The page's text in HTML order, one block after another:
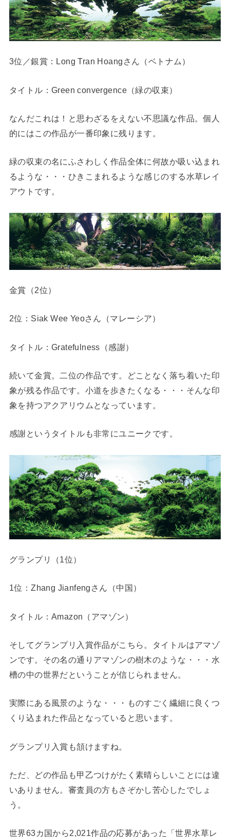
3位／銀賞：Long Tran Hoangさん（ベトナム）
タイトル：Green convergence（緑の収束）
なんだこれは！と思わざるをえない不思議な作品。個人
的にはこの作品が一番印象に残ります。
緑の収束の名にふさわしく作品全体に何故か吸い込まれ
るような・・・ひきこまれるような感じのする水草レイ
アウトです。
金賞（2位）
2位：Siak Wee Yeoさん（マレーシア）
タイトル：Gratefulness（感謝）
続いて金賞。二位の作品です。どことなく落ち着いた印
象が残る作品です。小道を歩きたくなる・・・そんな印
象を持つアクアリウムとなっています。
感謝というタイトルも非常にユニークです。
グランプリ（1位）
1位：Zhang Jianfengさん（中国）
タイトル：Amazon（アマゾン）
そしてグランプリ入賞作品がこちら。タイトルはアマゾ
ンです。その名の通りアマゾンの樹木のような・・・水
槽の中の世界だということが信じられません。
実際にある風景のような・・・ものすごく繊細に良くつ
くり込まれた作品となっていると思います。
グランプリ入賞も頷けますね。
ただ、どの作品も甲乙つけがたく素晴らしいことには違
いありません。審査員の方もさぞかし苦心したでしょ
う。
世界63カ国から2,021作品の応募があった「世界水草レ